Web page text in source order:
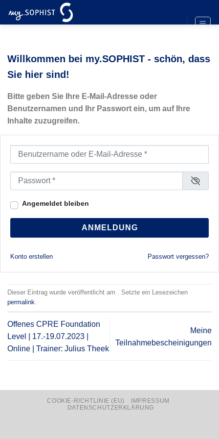
Inhalt
Willkommen bei my.SOPHIST - schön, dass
Sie hier sind!
Bitte geben Sie Ihre E-Mail-Adresse oder
Benutzernamen und Ihr Passwort ein, um auf Ihre
Inhalte zuzugreifen.
Benutzername oder E-Mail-Adresse
Passwort
Angemeldet bleiben
ANMELDUNG
Konto erstellen Passwort vergessen?
Dieser Eintrag wurde veröffentlicht am . Setzte ein Lesezeichen
permalink.
Offenes CPRE Foundation
Level | 17.-19.07.2023 |
Online | Trainer: Julius Theek
Meine
Teilnahmebescheinigungen
COOKIE-RICHTLINIE (EU)
IMPRESSUM
DATENSCHUTZERKLÄRUNG